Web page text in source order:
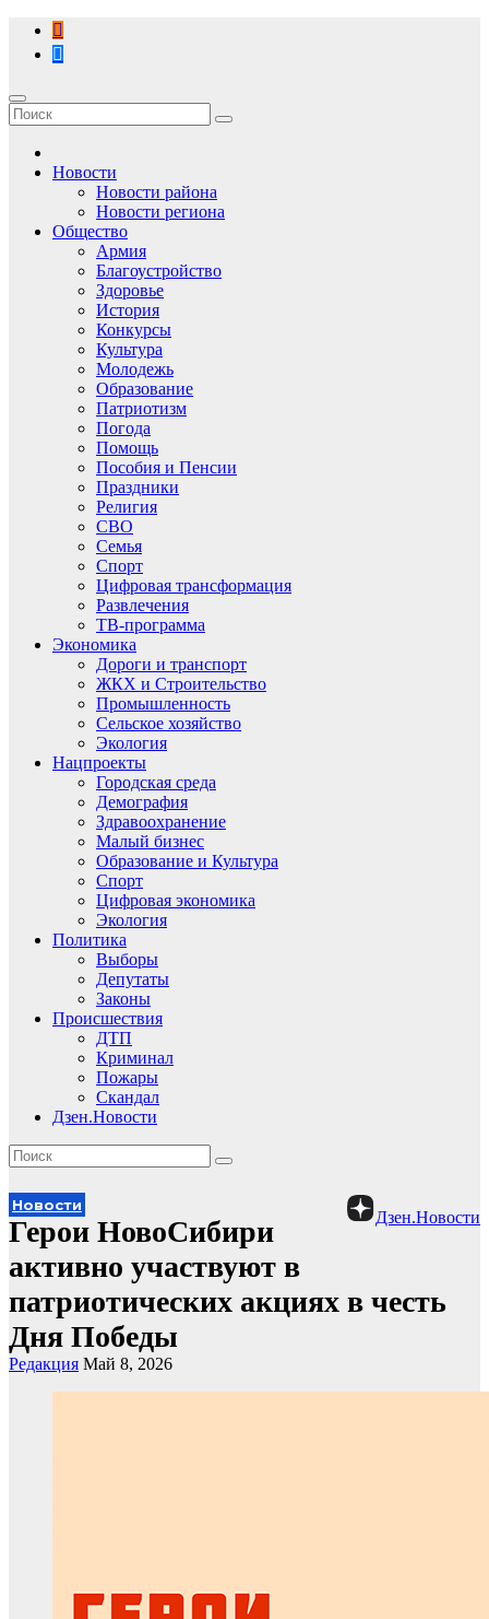
Перейти
содержимому
Новости
Новости района
Новости региона
Общество
Армия
Благоустройство
Здоровье
История
Конкурсы
Культура
Молодежь
Образование
Патриотизм
Погода
Помощь
Пособия и Пенсии
Праздники
Религия
СВО
Семья
Спорт
Цифровая трансформация
Развлечения
ТВ-программа
Экономика
Дороги и транспорт
ЖКХ и Строительство
Промышленность
Сельское хозяйство
Экология
Нацпроекты
Городская среда
Демография
Здравоохранение
Малый бизнес
Образование и Культура
Спорт
Цифровая экономика
Экология
Политика
Выборы
Депутаты
Законы
Происшествия
ДТП
Криминал
Пожары
Скандал
Дзен.Новости
Дзен.Новости
Новости
Герои НовоСибири
активно участвуют в
патриотических акциях в честь
Дня Победы
Редакция Май 8, 2026